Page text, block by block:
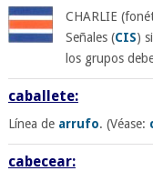
CHARLIE
Señales (CIS)
los grupos
caballete:
Línea de arrufo. (Véase:
cabecear: